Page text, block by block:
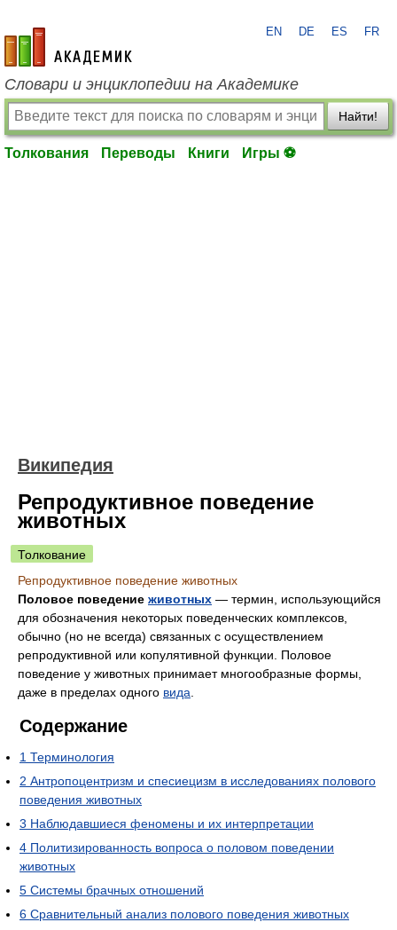
academic.ru
EN DE ES FR
Словари и энциклопедии на Академике
Найти!
Толкования Переводы Книги Игры ⚽
Википедия
Репродуктивное поведение
животных
Толкование
Репродуктивное поведение животных
Половое поведение животных — термин, использующийся
для обозначения некоторых поведенческих комплексов,
обычно (но не всегда) связанных с осуществлением
репродуктивной или копулятивной функции. Половое
поведение у животных принимает многообразные формы,
даже в пределах одного вида
Содержание
1 Терминология
2 Антропоцентризм и спесиецизм в исследованиях полового
поведения животных
3 Наблюдавшиеся феномены и их интерпретации
4 Политизированность вопроса о половом поведении
животных
5 Системы брачных отношений
6 Сравнительный анализ полового поведения животных